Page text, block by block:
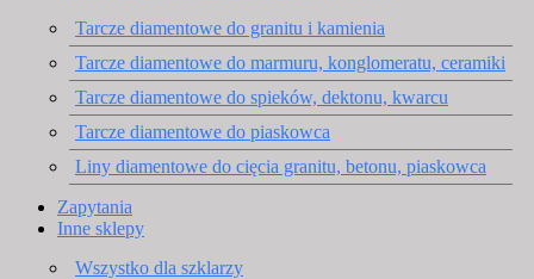
Tarcze diamentowe do granitu i kamienia
Tarcze diamentowe do marmuru, konglomeratu, ceramiki
Tarcze diamentowe do spieków, dektonu, kwarcu
Tarcze diamentowe do piaskowca
Liny diamentowe do cięcia granitu, betonu, piaskowca
Zapytania
Inne sklepy
Wszystko dla szklarzy